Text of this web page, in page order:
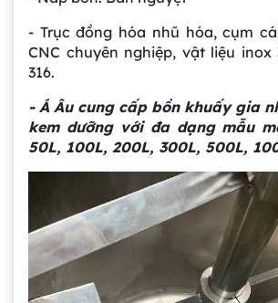
- Trục đồng hóa nhũ hóa, cụm
CNC chuyên nghiệp, vật liệu
316.
- Á Âu cung cấp bồn khuấy gia
kem dưỡng với đa dạng mẫu
50L, 100L, 200L, 300L, 500L,